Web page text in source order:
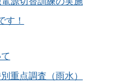
す！
重点調査（雨水）